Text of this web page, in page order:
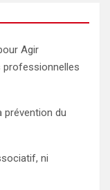
Agir
professionnelles
prévention du
ni